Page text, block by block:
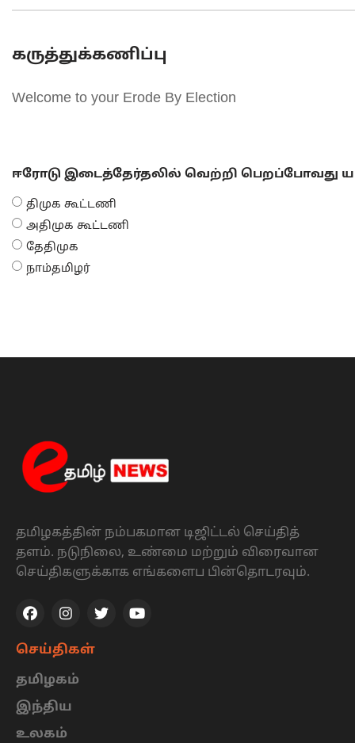
கருத்துக்கணிப்பு
Welcome to your Erode By Election
ஈரோடு இடைத்தேர்தலில் வெற்றி பெறப்போவது
திமுக கூட்டணி
அதிமுக கூட்டணி
தேதிமுக
நாம்தமிழர்
தமிழகத்தின் நம்பகமான டிஜிட்டல் செய்தித்
தளம். நடுநிலை, உண்மை மற்றும் விரைவான
செய்திகளுக்காக எங்களைப பின்தொடரவும்.
செய்திகள்
தமிழகம்
இந்திய
உலகம்